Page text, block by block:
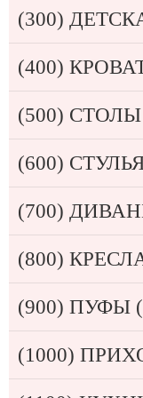
(300)
(400)
(500)
(600)
(700)
(800)
(900) ПУФЫ
(1000)